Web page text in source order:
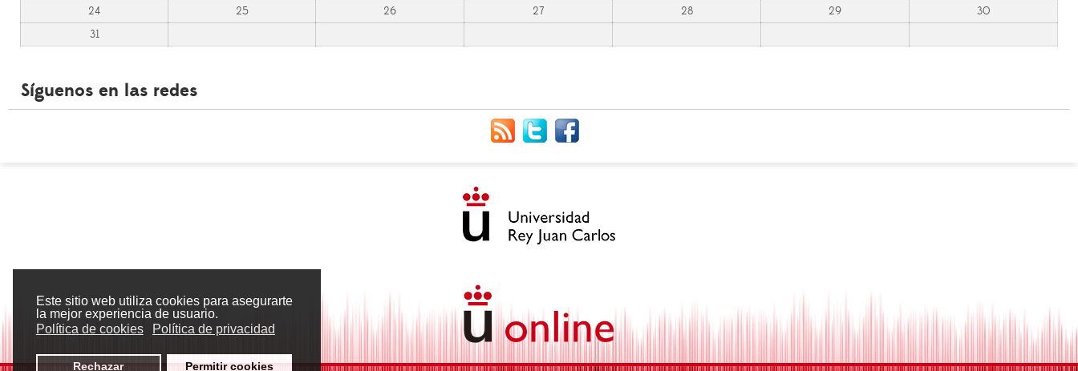
Este sitio web utiliza cookies para asegurarte
la mejor experiencia de usuario.
Política de cookies
Política de privacidad
Rechazar Permitir cookies
24
25 26 27 28 29
30
31
Síguenos en las redes